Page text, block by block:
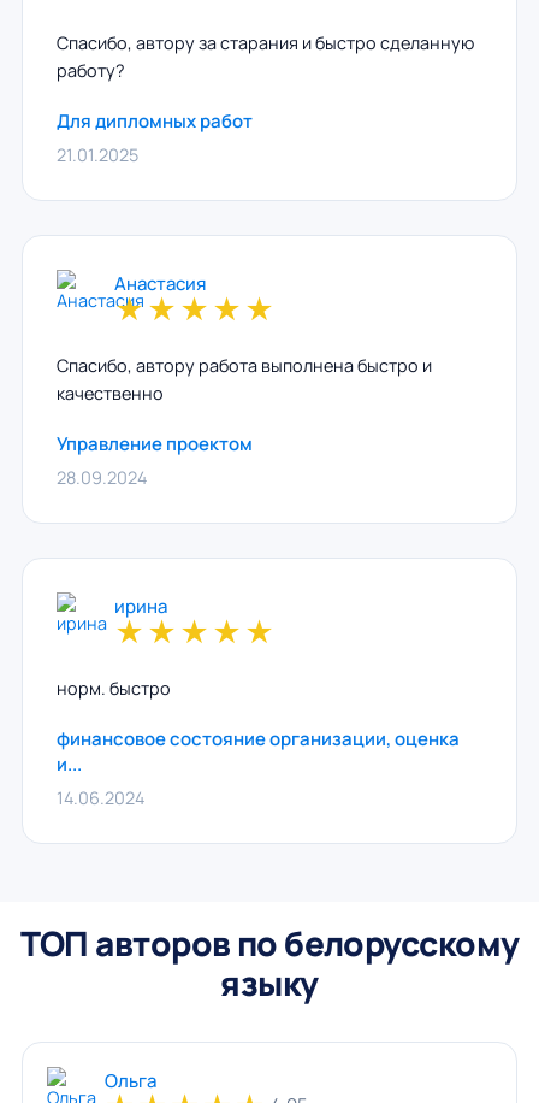
Спасибо, автору за старания и быстро сделанную
работу?
Для дипломных работ
21.01.2025
Анастасия
★★★★★
Спасибо, автору работа выполнена быстро и
качественно
Управление проектом
28.09.2024
ирина
★★★★★
норм. быстро
финансовое состояние организации, оценка
и...
14.06.2024
ТОП авторов по белорусскому
языку
Ольга